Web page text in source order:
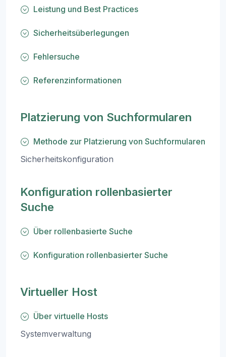
Leistung und Best Practices
Sicherheitsüberlegungen
Fehlersuche
Referenzinformationen
Platzierung von Suchformularen
Methode zur Platzierung von Suchformularen
Sicherheitskonfiguration
Konfiguration rollenbasierter
Suche
Über rollenbasierte Suche
Konfiguration rollenbasierter Suche
Virtueller Host
Über virtuelle Hosts
Systemverwaltung